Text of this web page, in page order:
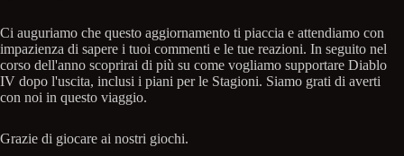
Ci auguriamo che questo aggiornamento ti piaccia e attendiamo con
impazienza di sapere i tuoi commenti e le tue reazioni. In seguito nel
corso dell'anno scoprirai di più su come vogliamo supportare Diablo
IV dopo l'uscita, inclusi i piani per le Stagioni. Siamo grati di averti
con noi in questo viaggio.
Grazie di giocare ai nostri giochi.